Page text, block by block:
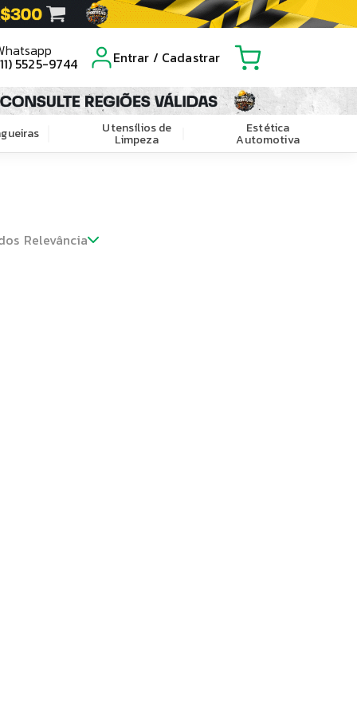
5525-9744 Entrar / Cadastrar
Utensílios de
Limpeza
Estética
Automotiva
Relevância